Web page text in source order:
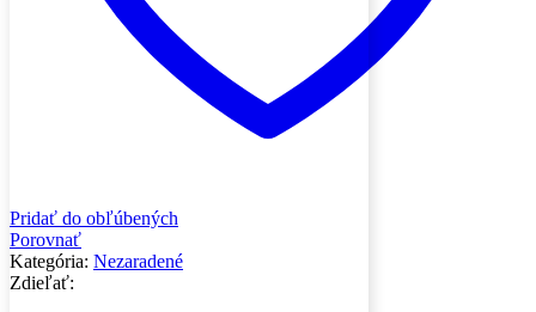
Pridať do obľúbených
Porovnať
Kategória: Nezaradené
Zdieľať: